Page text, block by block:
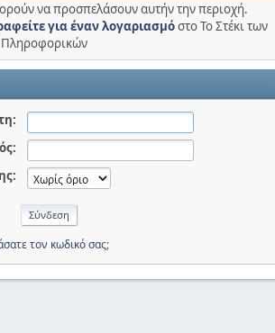
να προσπελάσουν αυτήν την περιοχή.
για έναν λογαριασμόστο Το Στέκι των
Πληροφορικών
τον κωδικό σας;